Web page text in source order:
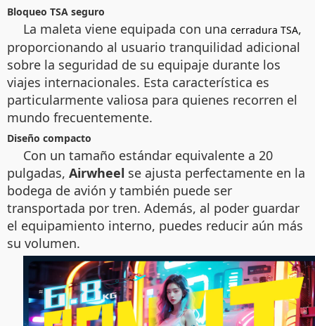
Bloqueo TSA seguro
La maleta viene equipada con una cerradura TSA,
proporcionando al usuario tranquilidad adicional
sobre la seguridad de su equipaje durante los
viajes internacionales. Esta característica es
particularmente valiosa para quienes recorren el
mundo frecuentemente.
Diseño compacto
Con un tamaño estándar equivalente a 20
pulgadas, Airwheel se ajusta perfectamente en la
bodega de avión y también puede ser
transportada por tren. Además, al poder guardar
el equipamiento interno, puedes reducir aún más
su volumen.